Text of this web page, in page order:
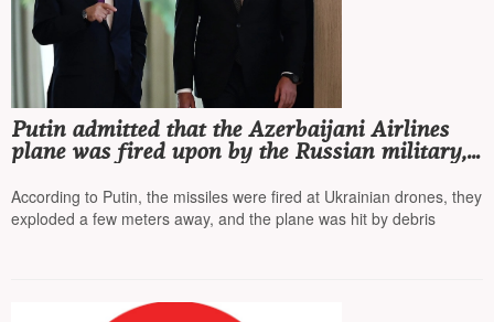
Putin admitted that the Azerbaijani Airlines
plane was fired upon by the Russian military,
drone
According to Putin, the missiles were fired at Ukrainian drones, they
exploded a few meters away, and the plane was hit by debris